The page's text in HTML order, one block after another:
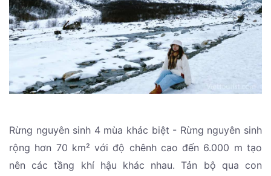
Rừng nguyên sinh 4 mùa khác biệt - Rừng nguyên sinh
rộng hơn 70 km² với độ chênh cao đến 6.000 m tạo
nên các tầng khí hậu khác nhau. Tản bộ qua con